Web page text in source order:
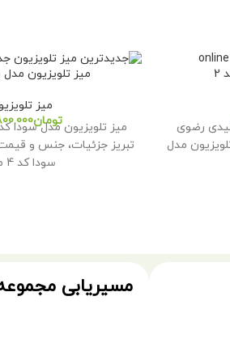
مدل نیکا کد 2- تولیدی رضوی
مدل
میز تلویزیون مدل
میز
تومان
تبریز جزئیات، جنس و
سودا کد 4 میز
مسیریابی